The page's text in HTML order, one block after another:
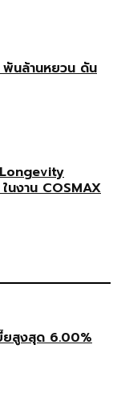
นล้านหยวน ดัน
นงาน COSMAX
ยสูงสุด 6.00%